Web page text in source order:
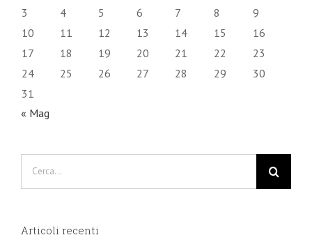
3
4 5 6 7 8
9
10
11 12 13 14 15
16
17
18 19 20 21 22
23
24
25 26 27 28 29
30
31
« Mag
Articoli recenti